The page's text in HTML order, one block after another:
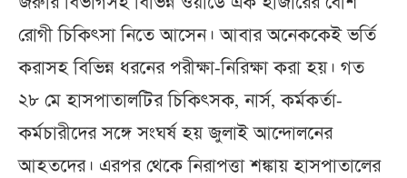
জরুরি বিভাগসহ বিভিন্ন ওয়ার্ডে এক হাজারের বেশি
রোগী চিকিৎসা নিতে আসেন। আবার অনেককেই ভর্তি
করাসহ বিভিন্ন ধরনের পরীক্ষা-নিরিক্ষা করা হয়। গত
২৮ মে হাসপাতালটির চিকিৎসক, নার্স, কর্মকর্তা-
কর্মচারীদের সঙ্গে সংঘর্ষ হয় জুলাই আন্দোলনের
আহতদের। এরপর থেকে নিরাপত্তা শঙ্কায় হাসপাতালের